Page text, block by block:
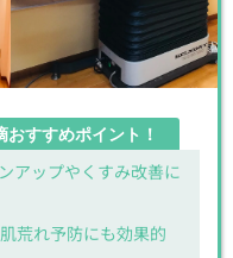
すすめポイント！
アップやくすみ改善に
荒れ予防にも効果的